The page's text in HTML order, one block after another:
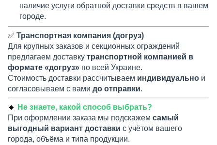
наличие услуги обратной доставки средств в вашем
городе.
✅ Транспортная компания (догруз)
Для крупных заказов и секционных ограждений
предлагаем доставку транспортной компанией в
формате «догруз» по всей Украине.
Стоимость доставки рассчитываем индивидуально и
согласовываем с вами до отправки.
🔹
Не знаете, какой способ выбрать?
При оформлении заказа мы подскажем самый
выгодный вариант доставки с учётом вашего
города, объёма и типа продукции.